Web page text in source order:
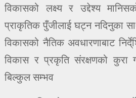
विकासको लक्ष्य र उद्देश्य
प्राकृतिक पुँजीलाई घट्न नदिनुका
विकासको नैतिक अवधारणाबाट
विकास र प्रकृति संरक्षणको कुरा
बिल्कुल सम्भव